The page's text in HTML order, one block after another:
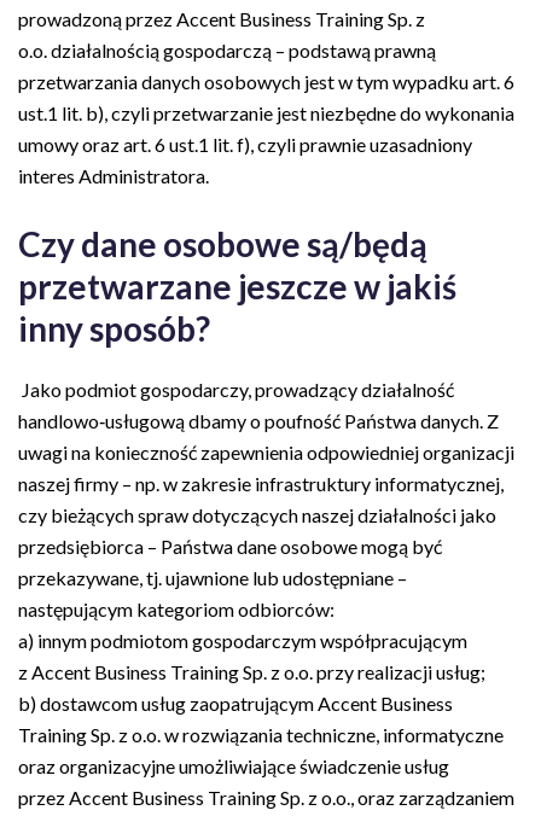
prowadzoną przez Accent Business Training Sp. z
o.o. działalnością gospodarczą – podstawą prawną
przetwarzania danych osobowych jest w tym wypadku art. 6
ust.1 lit. b), czyli przetwarzanie jest niezbędne do wykonania
umowy oraz art. 6 ust.1 lit. f), czyli prawnie uzasadniony
interes Administratora.
Czy dane osobowe są/będą
przetwarzane jeszcze w jakiś
inny sposób?
Jako podmiot gospodarczy, prowadzący działalność
handlowo­‑usługową dbamy o poufność Państwa danych. Z
uwagi na konieczność zapewnienia odpowiedniej organizacji
naszej firmy – np. w zakresie infrastruktury informatycznej,
czy bieżących spraw dotyczących naszej działalności jako
przedsiębiorca – Państwa dane osobowe mogą być
przekazywane, tj. ujawnione lub udostępniane –
następującym kategoriom odbiorców:
a) innym podmiotom gospodarczym współpracującym
z Accent Business Training Sp. z o.o. przy realizacji usług;
b) dostawcom usług zaopatrującym Accent Business
Training Sp. z o.o. w rozwiązania techniczne, informatyczne
oraz organizacyjne umożliwiające świadczenie usług
przez Accent Business Training Sp. z o.o., oraz zarządzaniem